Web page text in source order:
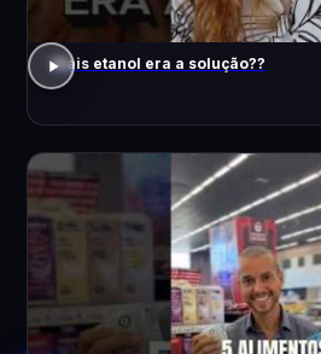
Mais etanol era a solução??